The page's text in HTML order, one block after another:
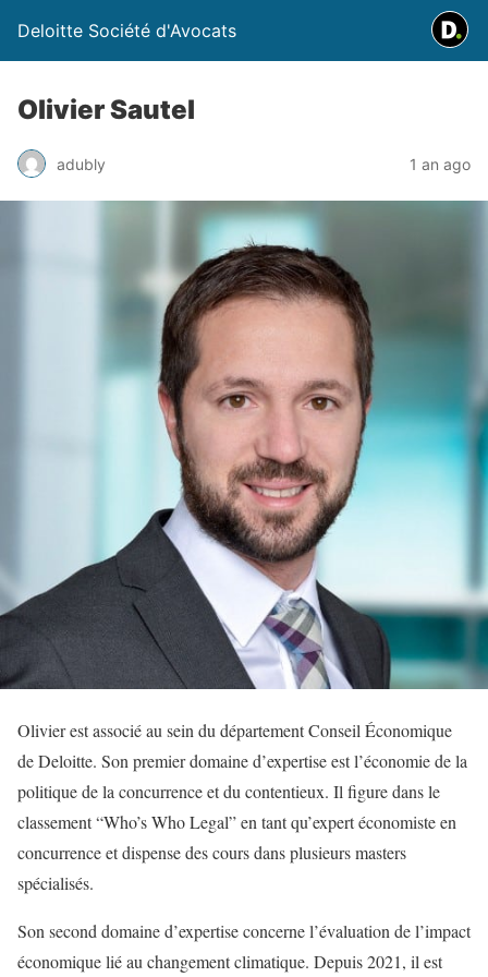
Deloitte Société d'Avocats
Olivier Sautel
adubly 1 an ago
Olivier est associé au sein du département Conseil Économique
de Deloitte. Son premier domaine d’expertise est l’économie de la
politique de la concurrence et du contentieux. Il figure dans le
classement “Who’s Who Legal” en tant qu’expert économiste en
concurrence et dispense des cours dans plusieurs masters
spécialisés.
Son second domaine d’expertise concerne l’évaluation de l’impact
économique lié au changement climatique. Depuis 2021, il est